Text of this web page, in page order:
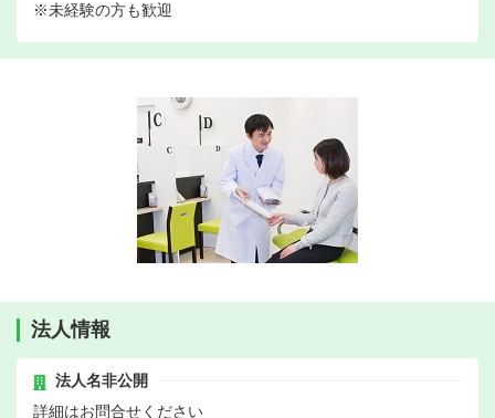
※未経験の方も歓迎
法人情報
法人名非公開
詳細はお問合せください